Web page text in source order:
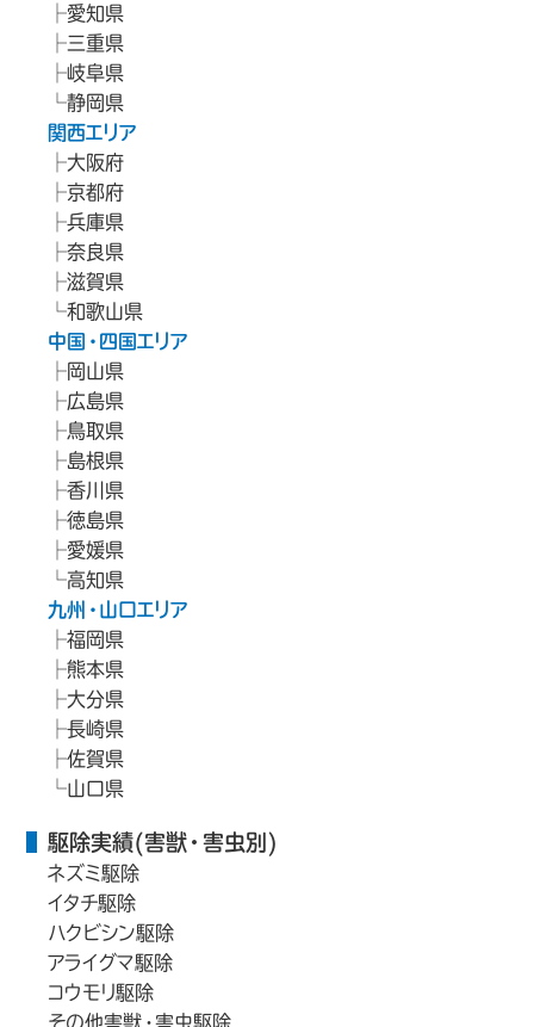
愛知県
三重県
岐阜県
静岡県
関西エリア
大阪府
京都府
兵庫県
奈良県
滋賀県
和歌山県
中国・四国エリア
岡山県
広島県
鳥取県
島根県
香川県
徳島県
愛媛県
高知県
九州・山口エリア
福岡県
熊本県
大分県
長崎県
佐賀県
山口県
駆除実績(害獣・害虫別)
ネズミ駆除
イタチ駆除
ハクビシン駆除
アライグマ駆除
コウモリ駆除
その他害獣・害虫駆除